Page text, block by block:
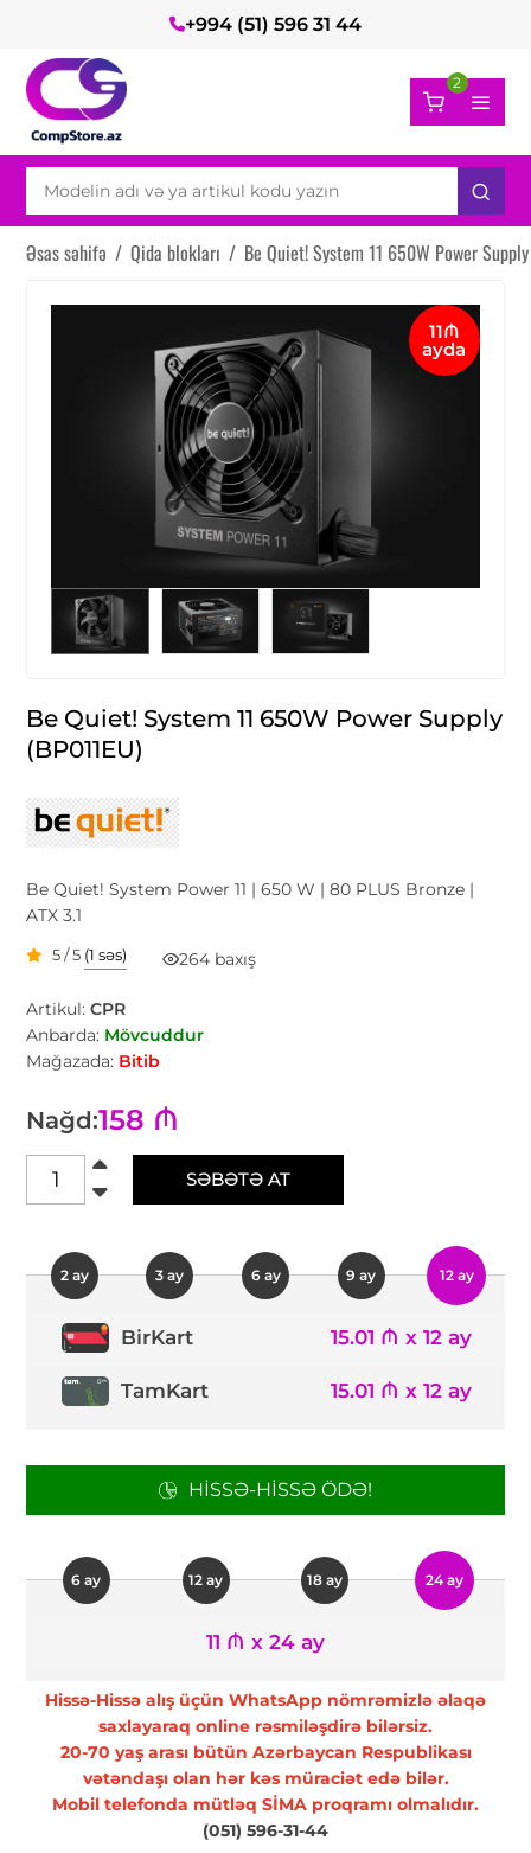
+994 (51) 596 31 44
2
Əsas səhifə / Qida blokları / Be Quiet! System 11 650W Power
11₼
ayda
Be Quiet! System 11 650W Power Supply
(BP011EU)
Be Quiet! System Power 11 | 650 W | 80 PLUS Bronze |
ATX 3.1
5 / 5 (1 səs) 264 baxış
Artikul:CPR
Anbarda: Mövcuddur
Mağazada: Bitib
Nağd:158 ₼
SƏBƏTƏ AT
2 ay 3 ay 6 ay 9 ay 12 ay
BirKart 15.01 ₼ x 12 ay
TamKart 15.01 ₼ x 12 ay
HISSƏ-HISSƏ ÖDƏ!
6 ay 12 ay 18 ay 24 ay
11 ₼ x 24 ay
Hissə-Hissə alış üçün WhatsApp nömrəmizlə əlaqə
saxlayaraq online rəsmiləşdirə bilərsiz.
20-70 yaş arası bütün Azərbaycan Respublikası
vətəndaşı olan hər kəs müraciət edə bilər.
Mobil telefonda mütləq SİMA proqramı olmalıdır.
(051) 596-31-44